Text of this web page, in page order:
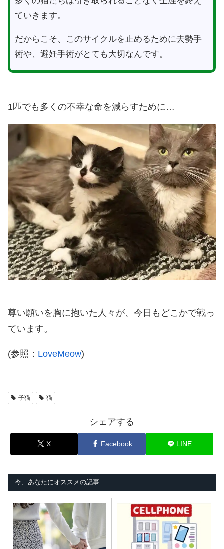
ていきます。
だからこそ、このサイクルを止めるために去勢手
術や、避妊手術がとても大切なんです。
1匹でも多くの不幸な命を減らすために…
尊い願いを胸に抱いた人々が、今日もどこかで戦っ
ています。
(参照： LoveMeow)
子猫 猫
シェアする
X Facebook LINE
今、あなたにオススメの記事